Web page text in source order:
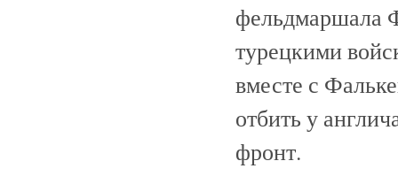
фельдмаршала
турецкими
вместе с
отбить у
фронт.